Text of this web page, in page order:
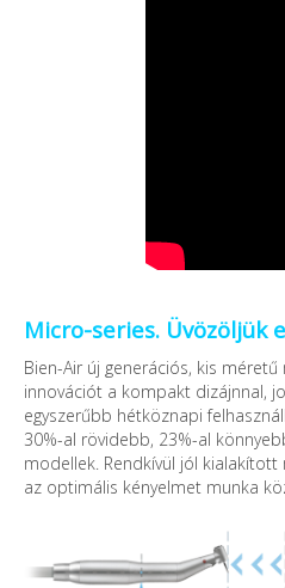
Micro-series. Üvözöljük
Bien-Air új generációs, kis
innovációt a kompakt dizájnnal,
egyszerűbb hétköznapi
30%-al rövidebb, 23%-al
modellek. Rendkívül jól
az optimális kényelmet munka